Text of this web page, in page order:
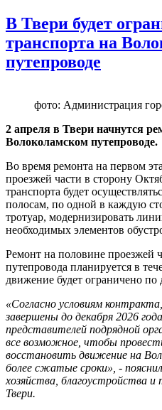
В Твери будет
транспорта на
путепроводе
фото: Администрация
2 апреля в Твери начнутся
Волоколамском путепроводе.
Во время ремонта на первом
проезжей части в сторону
транспорта будет
полосам, по одной в каждую
тротуар, модернизировать
необходимых элементов
Ремонт на половине проезжей
путепровода планируется в
движение будет ограничено
«Согласно условиям
завершены до декабря 2026
представителей подрядной
все возможное, чтобы
восстановить движение на
более сжатые сроки», -
хозяйства, благоустройства
Твери.